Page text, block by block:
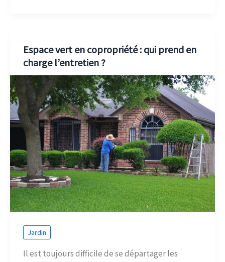
Espace vert en copropriété : qui prend en
charge l’entretien ?
Jardin
Il est toujours difficile de se départager les